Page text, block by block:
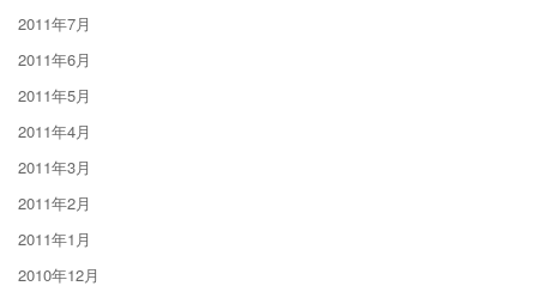
2011年7月
2011年6月
2011年5月
2011年4月
2011年3月
2011年2月
2011年1月
2010年12月